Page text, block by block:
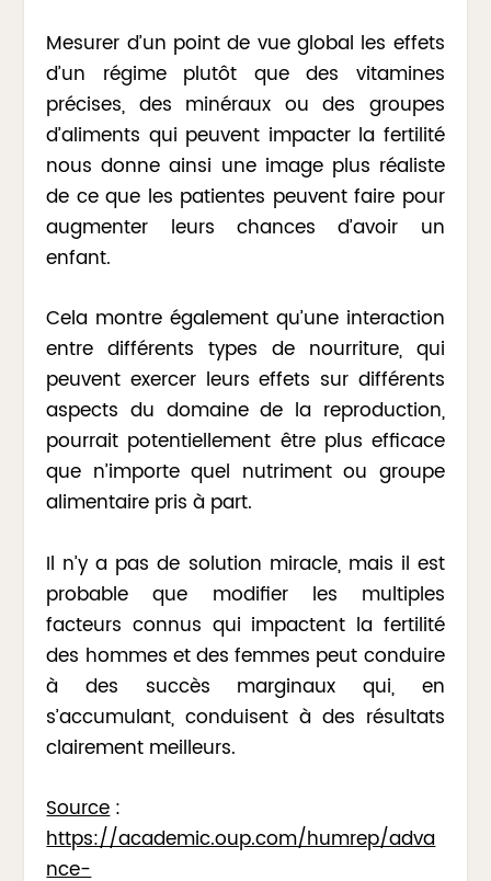
Mesurer d’un point de vue global les effets
d’un régime plutôt que des vitamines
précises, des minéraux ou des groupes
d’aliments qui peuvent impacter la fertilité
nous donne ainsi une image plus réaliste
de ce que les patientes peuvent faire pour
augmenter leurs chances d’avoir un
enfant.
Cela montre également qu’une interaction
entre différents types de nourriture, qui
peuvent exercer leurs effets sur différents
aspects du domaine de la reproduction,
pourrait potentiellement être plus efficace
que n’importe quel nutriment ou groupe
alimentaire pris à part.
Il n’y a pas de solution miracle, mais il est
probable que modifier les multiples
facteurs connus qui impactent la fertilité
des hommes et des femmes peut conduire
à des succès marginaux qui, en
s’accumulant, conduisent à des résultats
clairement meilleurs.
Source:
https://academic.oup.com/humrep/adva
nce-